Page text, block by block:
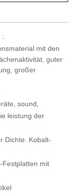
:
mit den
guter
großer
sound,
leistung der
Dichte. Kobalt-
Festplatten mit